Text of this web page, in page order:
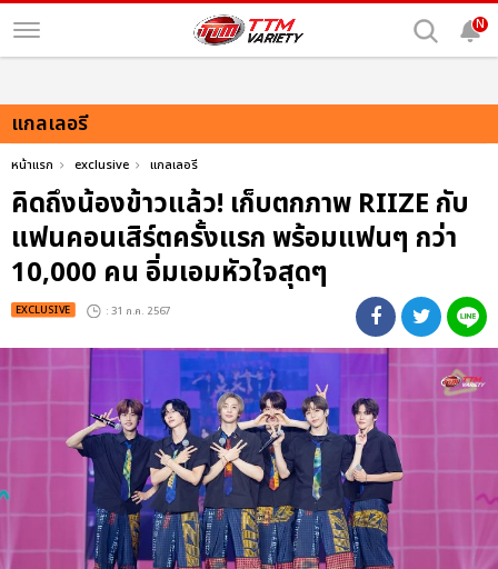
N
แกลเลอรี
หน้าแรก exclusive แกลเลอรี
คิดถึงน้องข้าวแล้ว! เก็บตกภาพ RIIZE กับ
แฟนคอนเสิร์ตครั้งแรก พร้อมแฟนๆ กว่า
10,000 คน อิ่มเอมหัวใจสุดๆ
EXCLUSIVE : 31 ก.ค. 2567